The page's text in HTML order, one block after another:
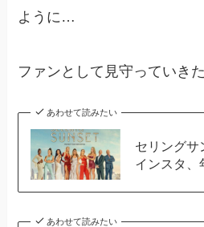
ように…
ファンとして見守っていき
あわせて読みたい
セリングサ
インスタ、
あわせて読みたい